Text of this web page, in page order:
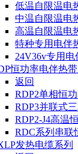
低温自限温电
中温自限温电
高温自限温电
特种专用电伴
24V36v专用电
恒功率电伴热带
返回
RDP2单相恒
RDP3并联式
RDP2-J4高温
RDC系列串联
发热电缆系列